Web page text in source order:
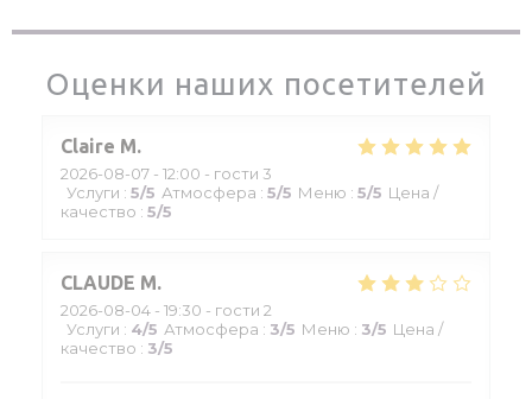
Оценки наших посетителей
Claire M
2026-08-07 - 12:00 - гости 3
Услуги : 5/5 Атмосфера : 5/5 Меню : 5/5 Цена /
качество : 5/5
CLAUDE M
2026-08-04 - 19:30 - гости 2
Услуги : 4/5 Атмосфера : 3/5 Меню : 3/5 Цена /
качество : 3/5